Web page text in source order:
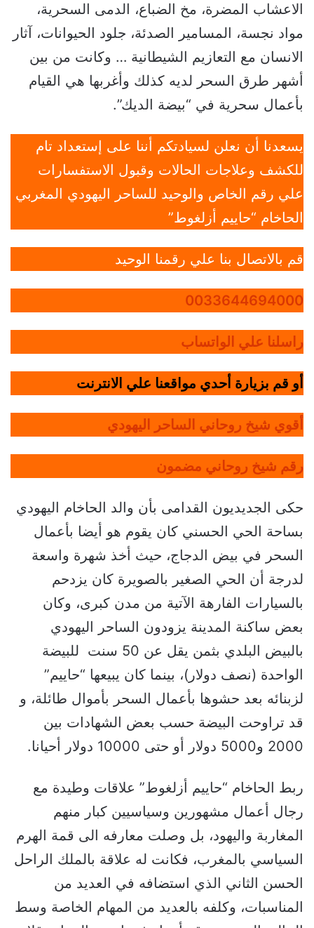
الاعشاب المضرة، مخ الضباع، الدمى السحرية،
مواد نجسة، المسامير الصدئة، جلود الحيوانات، آثار
الانسان مع التعازيم الشيطانية … وكانت من بين
أشهر طرق السحر لديه كذلك وأغربها هي القيام
بأعمال سحرية في “بيضة الديك”.
يسعدنا أن نعلن لسيادتكم أننا على إستعداد تام
للكشف وعلاجات الحالات وقبول الاستفسارات
علي رقم الخاص والوحيد للساحر اليهودي المغربي
الحاخام “حاييم أزلغوط”
قم بالاتصال بنا علي رقمنا الوحيد
0033644694000
راسلنا علي الواتساب
أو قم بزيارة أحدي مواقعنا علي الانترنت
أقوي شيخ روحاني الساحر اليهودي
رقم شيخ روحاني مضمون
حكى الجديديون القدامى بأن والد الحاخام اليهودي
بساحة الحي الحسني كان يقوم هو أيضا بأعمال
السحر في بيض الدجاج، حيث أخذ شهرة واسعة
لدرجة أن الحي الصغير بالصويرة كان يزدحم
بالسيارات الفارهة الآتية من مدن كبرى، وكان
بعض ساكنة المدينة يزودون الساحر اليهودي
بالبيض البلدي بثمن يقل عن 50 سنت للبيضة
الواحدة (نصف دولار)، بينما كان يبيعها “حاييم”
لزبنائه بعد حشوها بأعمال السحر بأموال طائلة، و
قد تراوحت البيضة حسب بعض الشهادات بين
2000 و5000 دولار أو حتى 10000 دولار أحيانا.
ربط الحاخام “حاييم أزلغوط” علاقات وطيدة مع
رجال أعمال مشهورين وسياسيين كبار منهم
المغاربة واليهود، بل وصلت معارفه الى قمة الهرم
السياسي بالمغرب، فكانت له علاقة بالملك الراحل
الحسن الثاني الذي استضافه في العديد من
المناسبات، وكلفه بالعديد من المهام الخاصة وسط